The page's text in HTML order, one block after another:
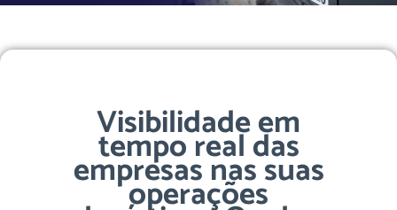
Visibilidade em
tempo real das
empresas nas suas
operações